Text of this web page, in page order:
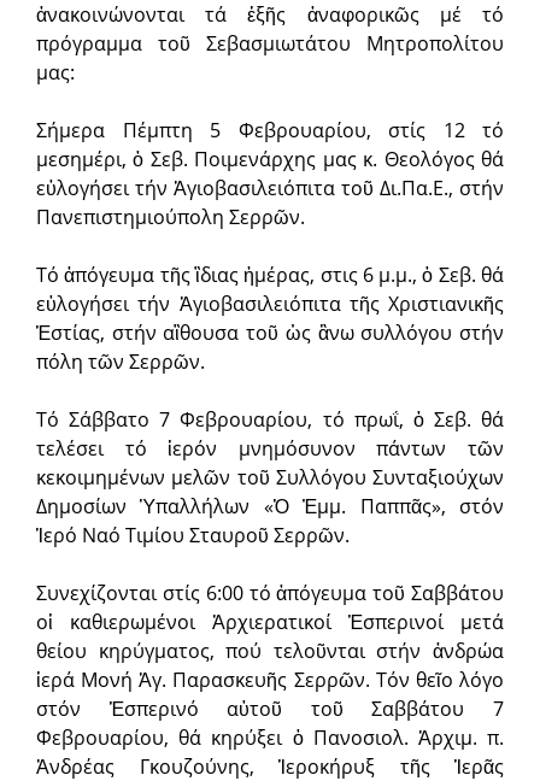
ἀνακοινώνονται τά ἑξῆς ἀναφορικῶς μέ τό
πρόγραμμα τοῦ Σεβασμιωτάτου Μητροπολίτου
μας:
Σήμερα Πέμπτη 5 Φεβρουαρίου, στίς 12 τό
μεσημέρι, ὁ Σεβ. Ποιμενάρχης μας κ. Θεολόγος θά
εὐλογήσει τήν Ἁ­γι­ο­βα­σι­λει­ό­πι­τα τοῦ Δι.Πα.Ε., στήν
Πανεπιστημιούπολη Σερρῶν.
Τό ἀπόγευμα τῆς ἲδιας ἡμέρας, στις 6 μ.μ., ὁ Σεβ. θά
εὐλογήσει τήν Ἁ­γι­ο­βα­σι­λει­ό­πι­τα τῆς Χριστιανικῆς
Ἑστίας, στήν αἲθουσα τοῦ ὡς ἂνω συλλόγου στήν
πόλη τῶν Σερρῶν.
Τό Σάββατο 7 Φεβρουαρίου, τό πρωΐ, ὁ Σεβ. θά
τελέσει τό ἱερόν μνημόσυνον πάντων τῶν
κεκοιμημένων μελῶν τοῦ Συλλόγου Συνταξιούχων
Δημοσίων Ὑπαλλήλων «Ὁ Ἐμμ. Παππᾶς», στόν
Ἱερό Ναό Τιμίου Σταυροῦ Σερρῶν.
Συνεχίζονται στίς 6:00 τό ἀπόγευμα τοῦ Σαββάτου
οἱ καθιερωμένοι Ἀρχιερατικοί Ἑσπερινοί μετά
θείου κηρύγματος, πού τελοῦνται στήν ἀνδρώα
ἱερά Μονή Ἁγ. Παρασκευῆς Σερρῶν. Τόν θεῖο λόγο
στόν Ἑσπερινό αὐτοῦ τοῦ Σαββάτου 7
Φεβρουαρίου, θά κηρύξει ὁ Πανοσιολ. Ἀρχιμ. π.
Ἀνδρέας Γκουζούνης, Ἱεροκήρυξ τῆς Ἱερᾶς